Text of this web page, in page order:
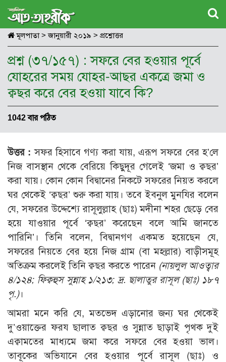
মূলপাতা> জানুয়ারী ২০১৯ > প্রশ্নোত্তর
প্রশ্ন (৩৭/১৫৭) : সফরে বের হওয়ার পূর্বে
যোহরের সময় যোহর-আছর একত্রে জমা ও
ক্বছর করে বের হওয়া যাবে কি?
1042 বার পঠিত
উত্তর :সফর হিসাবে গণ্য করা যায়, এরূপ সফরে বের হ’লে
নিজ বাসস্থান থেকে বেরিয়ে কিছুদূর গেলেই ‘জমা ও ক্বছর’
করা যায়। কোন কোন বিদ্বানের নিকটে সফরের নিয়ত করলে
ঘর থেকেই ‘ক্বছর’ শুরু করা যায়। তবে ইবনুল মুনযির বলেন
যে, সফরের উদ্দেশ্যে রাসূলুল্লাহ (ছাঃ) মদীনা শহর ছেড়ে বের
হয়ে যাওয়ার পূর্বে ‘ক্বছর’ করেছেন বলে আমি জানতে
পারিনি’। তিনি বলেন, বিদ্বানগণ একমত হয়েছেন যে,
সফরের নিয়তে বের হয়ে নিজ গ্রাম (বা মহল্লার) বাড়ীসমূহ
অতিক্রম করলেই তিনি ক্বছর করতে পারেন (নায়লুল আওত্বার
৪/১২৪; ফিক্বহুস সুন্নাহ ১/২১৩; দ্র. ছালাতুর রাসূল (ছাঃ) ১৮৭
পৃ.)।
আমরা মনে করি যে, মতভেদ এড়ানোর জন্য ঘর থেকেই
দু’ওয়াক্তের ফরয ছালাত ক্বছর ও সুন্নাত ছাড়াই পৃথক দুই
এক্বামতের মাধ্যমে জমা করে সফরে বের হওয়া ভাল।
তাবূকের অভিযানে বের হওয়ার পূর্বে রাসূল (ছাঃ) ও